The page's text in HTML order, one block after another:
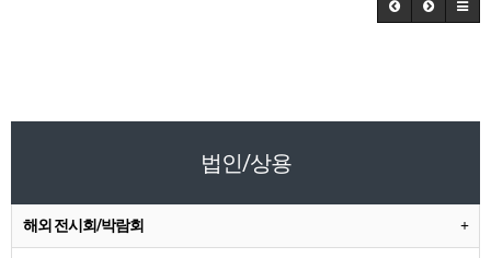
법인/상용
해외 전시회/박람회